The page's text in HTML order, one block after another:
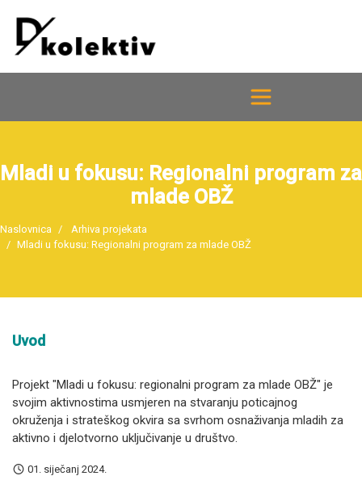
Mladi u fokusu: Regionalni program za
mlade OBŽ
Naslovnica
Arhiva projekata
Mladi u fokusu: Regionalni program za mlade OBŽ
Uvod
Projekt "Mladi u fokusu: regionalni program za mlade OBŽ" je
svojim aktivnostima usmjeren na stvaranju poticajnog
okruženja i strateškog okvira sa svrhom osnaživanja mladih za
aktivno i djelotvorno uključivanje u društvo.
01. siječanj 2024.